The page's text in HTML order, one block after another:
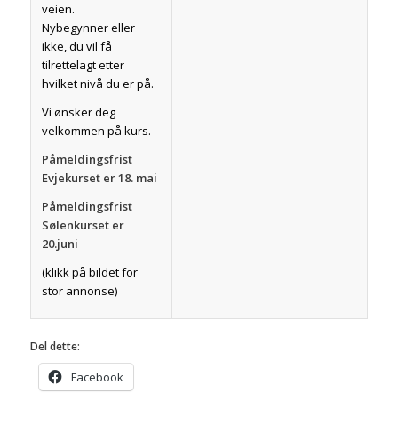
veien.
Nybegynner eller
ikke, du vil få
tilrettelagt etter
hvilket nivå du er på.
Vi ønsker deg
velkommen på kurs.
Påmeldingsfrist
Evjekurset er 18. mai
Påmeldingsfrist
Sølenkurset er
20.juni
(klikk på bildet for
stor annonse)
Del dette:
Facebook